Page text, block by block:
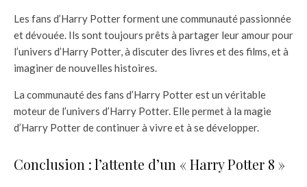
Les fans d’Harry Potter forment une communauté passionnée
et dévouée. Ils sont toujours prêts à partager leur amour pour
l’univers d’Harry Potter, à discuter des livres et des films, et à
imaginer de nouvelles histoires.
La communauté des fans d’Harry Potter est un véritable
moteur de l’univers d’Harry Potter. Elle permet à la magie
d’Harry Potter de continuer à vivre et à se développer.
Conclusion : l’attente d’un « Harry Potter 8 »